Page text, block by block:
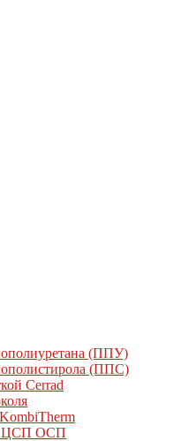
(ППУ)
(ППС)
Cerrad
ЦСП ОСП